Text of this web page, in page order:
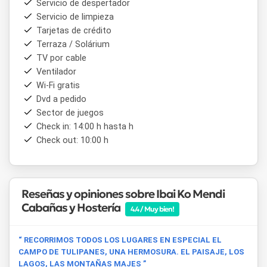
Viejo Expreso Patagónico), el
Alercesy el centro de esquí
actividades de fly fishing en los ríos y lagos de la región. Se
trata de unalojamiento
naturaleza, tranquilidad y comodidad en el corazón de la
Patagonia argentina. No se aceptan mascotas y no está
permitido fumar dentro de las unidades.
Servicio de despertador
Servicio de limpieza
Tarjetas de crédito
Terraza / Solárium
TV por cable
Ventilador
Wi-Fi gratis
Dvd a pedido
Sector de juegos
Check in: 14:00 h hasta h
Check out: 10:00 h
Reseñas y opiniones sobre Ibai Ko Mendi
Cabañas y Hostería
4.4 / Muy bien!
“ RECORRIMOS TODOS LOS LUGARES EN ESPECIAL EL
CAMPO DE TULIPANES, UNA HERMOSURA. EL PAISAJE, LOS
LAGOS, LAS MONTAÑAS MAJES ”